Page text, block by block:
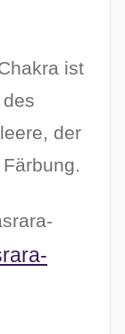
ist
der